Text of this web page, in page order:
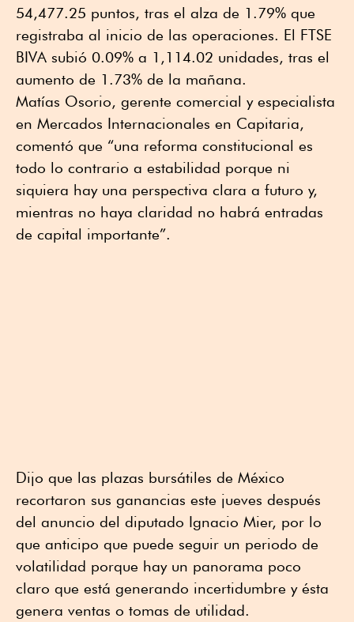
54,477.25 puntos, tras el alza de 1.79% que
registraba al inicio de las operaciones. El FTSE
BIVA subió 0.09% a 1,114.02 unidades, tras el
aumento de 1.73% de la mañana.
Matías Osorio, gerente comercial y especialista
en Mercados Internacionales en Capitaria,
comentó que “una reforma constitucional es
todo lo contrario a estabilidad porque ni
siquiera hay una perspectiva clara a futuro y,
mientras no haya claridad no habrá entradas
de capital importante”.
Dijo que las plazas bursátiles de México
recortaron sus ganancias este jueves después
del anuncio del diputado Ignacio Mier, por lo
que anticipo que puede seguir un periodo de
volatilidad porque hay un panorama poco
claro que está generando incertidumbre y ésta
genera ventas o tomas de utilidad.